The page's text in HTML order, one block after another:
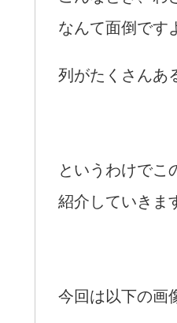
なんて面倒です
列がたくさんあ
というわけでこ
紹介していきま
今回は以下の画